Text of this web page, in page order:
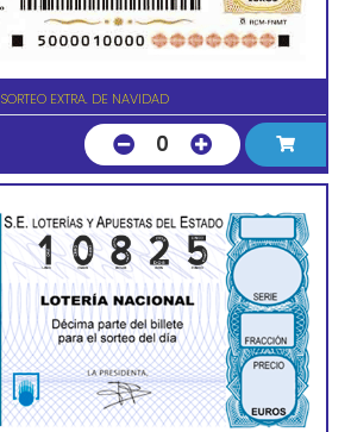
SORTEO EXTRA. DE NAVIDAD
0